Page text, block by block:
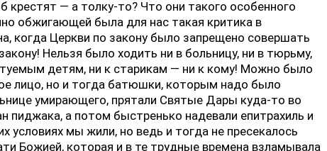
крестят — а толку-то? Что они такого особенного
обжигающей была для нас такая критика в
когда Церкви по закону было запрещено совершать
Нельзя было ходить ни в больницу, ни в тюрьму,
детям, ни к старикам — ни к кому! Можно было
лицо, но и тогда батюшки, которым надо было
умирающего, прятали Святые Дары куда-то во
пиджака, а потом быстренько надевали епитрахиль и
условиях мы жили, но ведь и тогда не пресекалось
Божией, которая и в те трудные времена взламывала